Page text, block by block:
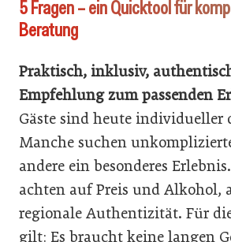
5 Fragen – ein Quicktool für
Beratung
Praktisch, inklusiv,
Empfehlung zum passenden
Gäste sind heute individueller
Manche suchen
andere ein besonderes
achten auf Preis und Alkohol,
regionale Authentizität. Für
gilt: Es braucht keine langen